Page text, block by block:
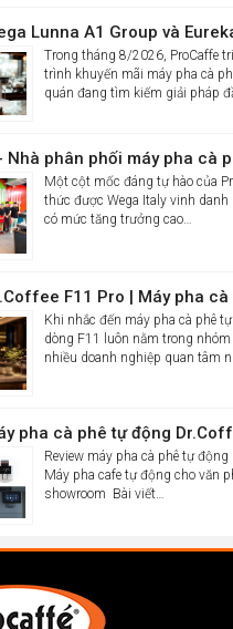
Trong tháng 8/2026, ProCaffe
trình khuyến mãi máy pha cà
quán đang tìm kiếm giải pháp
Một cột mốc đáng tự hào của
thức được Wega Italy vinh danh
có mức tăng trưởng cao…
Khi nhắc đến máy pha cà phê tự
dòng F11 luôn nằm trong
nhiều doanh nghiệp quan tâm
Review máy pha cà phê tự động
Máy pha cafe tự động cho văn
showroom Bài viết…